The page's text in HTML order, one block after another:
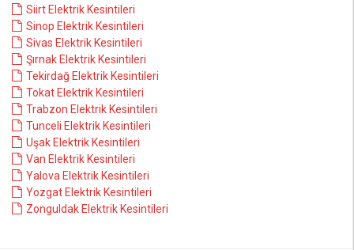
Siirt Elektrik Kesintileri
Sinop Elektrik Kesintileri
Sivas Elektrik Kesintileri
Şırnak Elektrik Kesintileri
Tekirdağ Elektrik Kesintileri
Tokat Elektrik Kesintileri
Trabzon Elektrik Kesintileri
Tunceli Elektrik Kesintileri
Uşak Elektrik Kesintileri
Van Elektrik Kesintileri
Yalova Elektrik Kesintileri
Yozgat Elektrik Kesintileri
Zonguldak Elektrik Kesintileri